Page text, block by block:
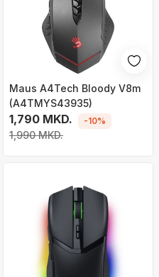
Maus A4Tech Bloody V8m
(A4TMYS43935)
1,790 MKD.
1,990 MKD.
-10%